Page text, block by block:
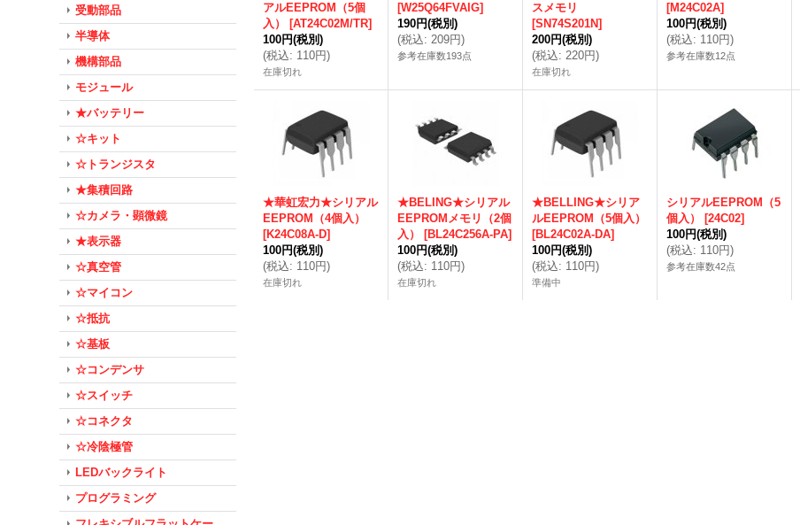
受動部品
半導体
機構部品
モジュール
★バッテリー
☆キット
☆トランジスタ
★集積回路
☆カメラ・顕微鏡
★表示器
☆真空管
☆マイコン
☆抵抗
☆基板
☆コンデンサ
☆スイッチ
☆コネクタ
☆冷陰極管
LEDバックライト
プログラミング
アルEEPROM（5個
入）
[AT24C02M/TR]
100円(税別)
(税込: 110円)
在庫切れ
[W25Q64FVAIG]
190円(税別)
(税込: 209円)
参考在庫数193点
スメモリ
[SN74S201N]
200円(税別)
(税込: 220円)
在庫切れ
[M24C02A]
100円(税別)
(税込: 110円)
参考在庫数12点
★華虹宏力★シリアル
EEPROM（4個入）
[K24C08A-D]
100円(税別)
(税込: 110円)
在庫切れ
★BELING★シリアル
EEPROMメモリ（2個
入）
[BL24C256A-PA]
100円(税別)
(税込: 110円)
在庫切れ
★BELLING★シリア
ルEEPROM（5個入）
[BL24C02A-DA]
100円(税別)
(税込: 110円)
準備中
シリアルEEPROM（5
個入）
[24C02]
100円(税別)
(税込: 110円)
参考在庫数42点